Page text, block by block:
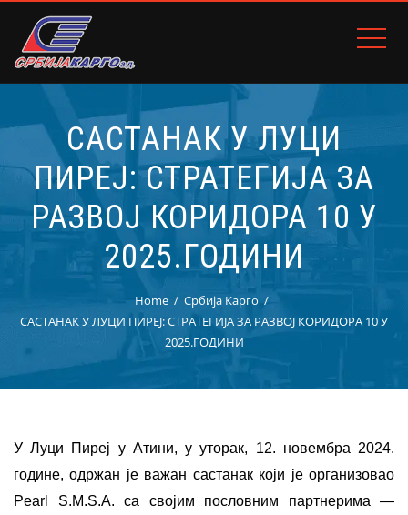
САСТАНАК У ЛУЦИ
ПИРЕЈ: СТРАТЕГИЈА ЗА
РАЗВОЈ КОРИДОРА 10 У
2025.ГОДИНИ
Home
Србија Карго
САСТАНАК У ЛУЦИ ПИРЕЈ: СТРАТЕГИЈА ЗА РАЗВОЈ КОРИДОРА 10 У
2025.ГОДИНИ
У Луци Пиреј у Атини, у уторак, 12. новембра 2024.
године, одржан је важан састанак који је организовао
Pearl S.M.S.A. са својим пословним партнерима —